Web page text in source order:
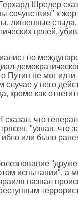
Шредер
сочувствия" к
лишенные стыда,
целей,
по
Путин не мог идти
случае у него
кроме как
что
"узнав, что
или было
испытании", а
назвал